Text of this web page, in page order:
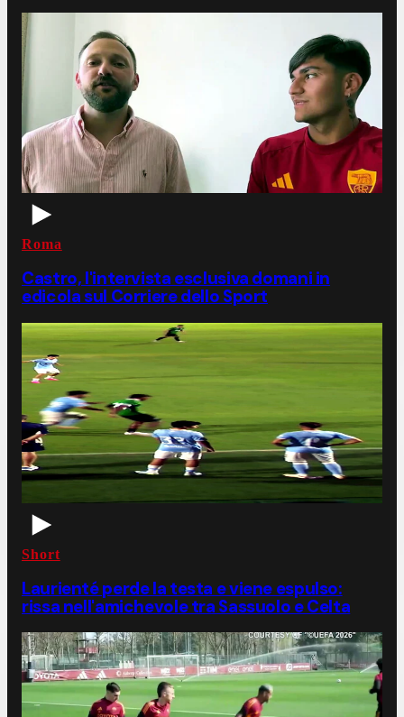
Roma
Castro, l'intervista esclusiva domani in
edicola sul Corriere dello Sport
Short
Laurienté perde la testa e viene espulso:
rissa nell'amichevole tra Sassuolo e Celta